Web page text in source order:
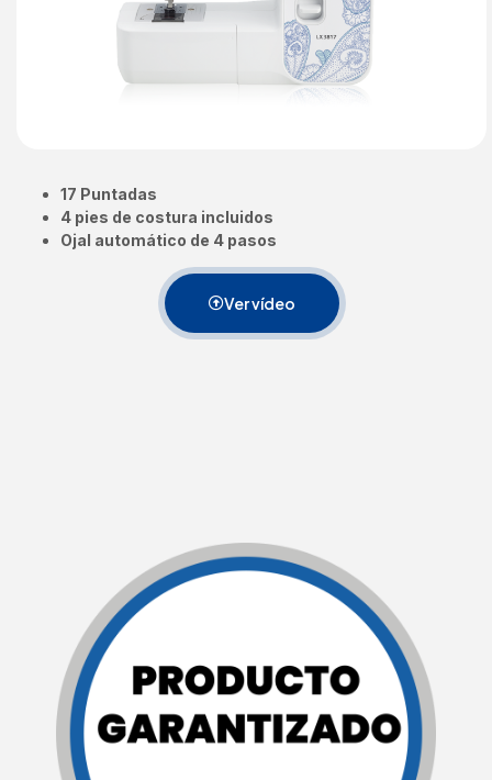
17 Puntadas
4 pies de costura incluidos
Ojal automático de 4 pasos
Ver vídeo